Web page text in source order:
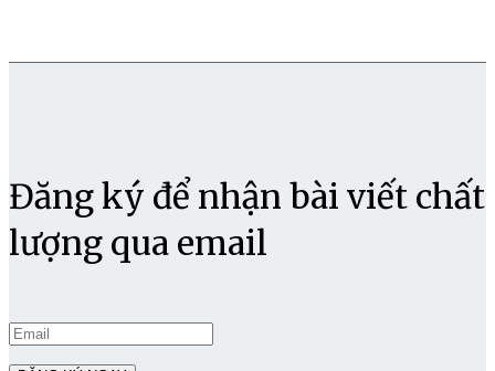
Đăng ký để nhận bài viết chất
lượng qua email